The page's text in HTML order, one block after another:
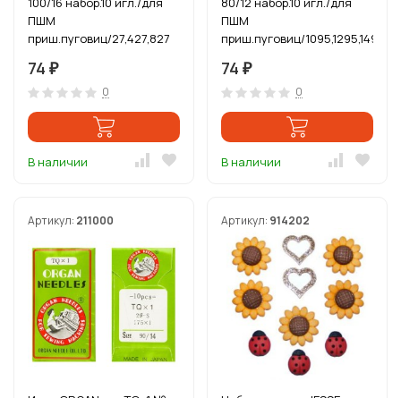
ПШМ
приш.пуговиц/27,427,827
74 ₽
0
В наличии
ПШМ
приш.пуговиц/1095,1295,1495
74 ₽
0
В наличии
Артикул: 211000 Артикул: 914202